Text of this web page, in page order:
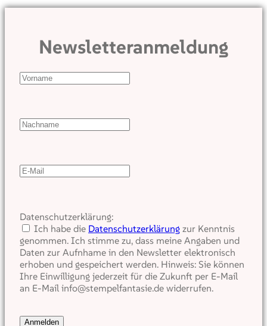
Newsletteranmeldung
Datenschutzerklärung:
Ich habe die Datenschutzerklärung zur Kenntnis
genommen. Ich stimme zu, dass meine Angaben und
Daten zur Aufnhame in den Newsletter elektronisch
erhoben und gespeichert werden. Hinweis: Sie können
Ihre Einwilligung jederzeit für die Zukunft per E-Mail
an E-Mail info@stempelfantasie.de widerrufen.